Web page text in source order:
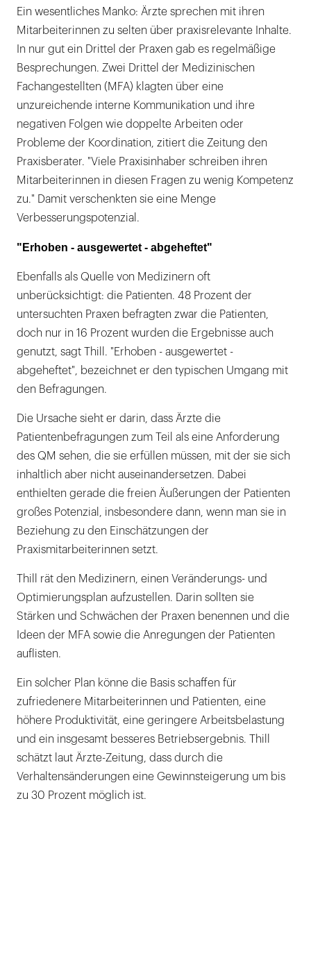
Ein wesentliches Manko: Ärzte sprechen mit ihren
Mitarbeiterinnen zu selten über praxisrelevante Inhalte.
In nur gut ein Drittel der Praxen gab es regelmäßige
Besprechungen. Zwei Drittel der Medizinischen
Fachangestellten (MFA) klagten über eine
unzureichende interne Kommunikation und ihre
negativen Folgen wie doppelte Arbeiten oder
Probleme der Koordination, zitiert die Zeitung den
Praxisberater. "Viele Praxisinhaber schreiben ihren
Mitarbeiterinnen in diesen Fragen zu wenig Kompetenz
zu." Damit verschenkten sie eine Menge
Verbesserungspotenzial.
"Erhoben - ausgewertet - abgeheftet"
Ebenfalls als Quelle von Medizinern oft
unberücksichtigt: die Patienten. 48 Prozent der
untersuchten Praxen befragten zwar die Patienten,
doch nur in 16 Prozent wurden die Ergebnisse auch
genutzt, sagt Thill. "Erhoben - ausgewertet -
abgeheftet", bezeichnet er den typischen Umgang mit
den Befragungen.
Die Ursache sieht er darin, dass Ärzte die
Patientenbefragungen zum Teil als eine Anforderung
des QM sehen, die sie erfüllen müssen, mit der sie sich
inhaltlich aber nicht auseinandersetzen. Dabei
enthielten gerade die freien Äußerungen der Patienten
großes Potenzial, insbesondere dann, wenn man sie in
Beziehung zu den Einschätzungen der
Praxismitarbeiterinnen setzt.
Thill rät den Medizinern, einen Veränderungs- und
Optimierungsplan aufzustellen. Darin sollten sie
Stärken und Schwächen der Praxen benennen und die
Ideen der MFA sowie die Anregungen der Patienten
auflisten.
Ein solcher Plan könne die Basis schaffen für
zufriedenere Mitarbeiterinnen und Patienten, eine
höhere Produktivität, eine geringere Arbeitsbelastung
und ein insgesamt besseres Betriebsergebnis. Thill
schätzt laut Ärzte-Zeitung, dass durch die
Verhaltensänderungen eine Gewinnsteigerung um bis
zu 30 Prozent möglich ist.